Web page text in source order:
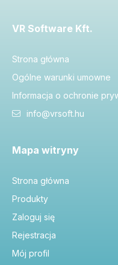
VR Software Kft.
Strona główna
Ogólne warunki umowne
Informacja o ochronie
info@vrsoft.hu
Mapa witryny
Strona główna
Produkty
Zaloguj się
Rejestracja
Mój profil